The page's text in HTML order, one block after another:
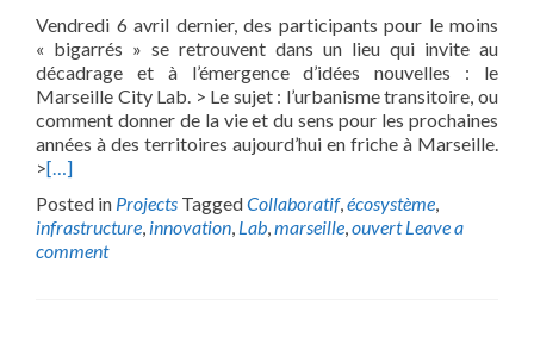
Vendredi 6 avril dernier, des participants pour le moins
« bigarrés » se retrouvent dans un lieu qui invite au
décadrage et à l’émergence d’idées nouvelles : le
Marseille City Lab. > Le sujet : l’urbanisme transitoire, ou
comment donner de la vie et du sens pour les prochaines
années à des territoires aujourd’hui en friche à Marseille.
>[…]
Posted in Projects TaggedCollaboratif,écosystème,
infrastructure, innovation, Lab,marseille,ouvert Leave a
comment